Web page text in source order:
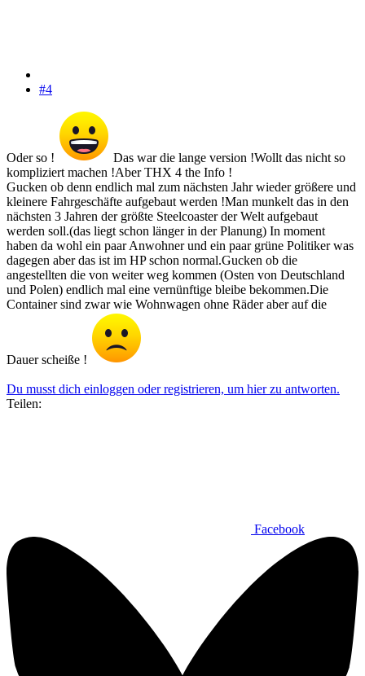
#4
Oder so !
Das war die lange version !Wollt das nicht so
kompliziert machen !Aber THX 4 the Info !
Gucken ob denn endlich mal zum nächsten Jahr wieder größere und
kleinere Fahrgeschäfte aufgebaut werden !Man munkelt das in den
nächsten 3 Jahren der größte Steelcoaster der Welt aufgebaut
werden soll.(das liegt schon länger in der Planung) In moment
haben da wohl ein paar Anwohner und ein paar grüne Politiker was
dagegen aber das ist im HP schon normal.Gucken ob die
angestellten die von weiter weg kommen (Osten von Deutschland
und Polen) endlich mal eine vernünftige bleibe bekommen.Die
Container sind zwar wie Wohnwagen ohne Räder aber auf die
Dauer scheiße !
Du musst dich einloggen oder registrieren, um hier zu antworten.
Teilen:
Facebook